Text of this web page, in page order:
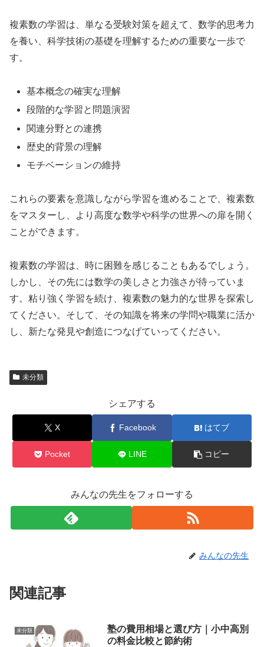
複素数の学習は、単なる受験対策を超えて、数学的思考力
を養い、科学技術の基礎を理解するための重要な一歩で
す。
基本概念の確実な理解
段階的な学習と問題演習
関連分野との連携
歴史的背景の理解
モチベーションの維持
これらの要素を意識しながら学習を進めることで、複素数
をマスターし、より高度な数学や科学の世界への扉を開く
ことができます。
複素数の学習は、時に困難を感じることもあるでしょう。
しかし、その先には数学の美しさと力強さが待っていま
す。粘り強く学習を続け、複素数の魅力的な世界を探索し
てください。そして、その知識を将来の学問や職業に活か
し、新たな発見や創造につなげていってください。
未分類
シェアする
X Facebook はてブ
Pocket LINE コピー
みんなの先生をフォローする
みんなの先生
関連記事
未分類
塾の費用相場と選び方｜小中高別
の料金比較と節約術